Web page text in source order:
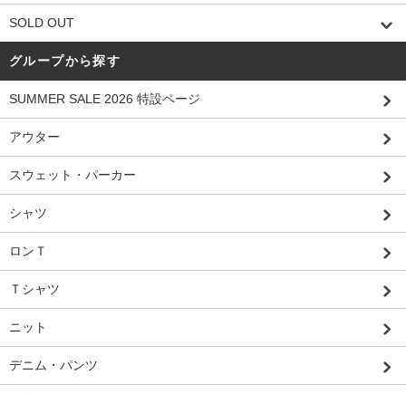
SOLD OUT
グループから探す
SUMMER SALE 2026 特設ページ
アウター
スウェット・パーカー
シャツ
ロンＴ
Ｔシャツ
ニット
デニム・パンツ